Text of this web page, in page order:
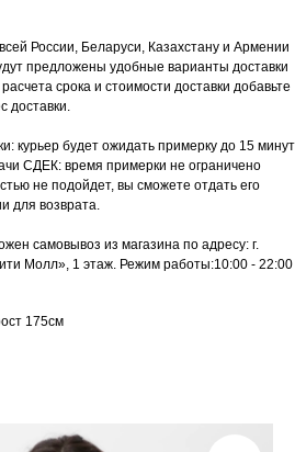
России, Беларуси, Казахстану и Армении
предложены удобные варианты доставки
срока и стоимости доставки добавьте
доставки.
курьер будет ожидать примерку до 15 минут
СДЕК: время примерки не ограничено
не подойдет, вы сможете отдать его
для возврата.
самовывоз из магазина по адресу: г.
Молл», 1 этаж. Режим работы:10:00 - 22:00
175см